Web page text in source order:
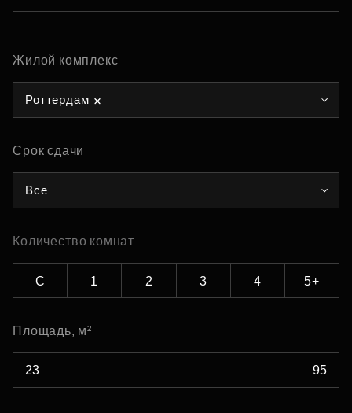
Жилой комплекс
Роттердам
Срок сдачи
Все
Количество комнат
С 1 2 3 4 5+
Площадь, м²